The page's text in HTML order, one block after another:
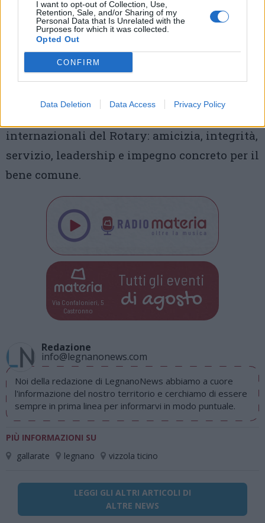
I want to opt-out of Collection, Use,
Retention, Sale, and/or Sharing of my
Personal Data that Is Unrelated with the
Purposes for which it was collected.
Opted Out
CONFIRM
Data Deletion Data Access Privacy Policy
comunità.
Rotary Club Busto Gallarate Legnano “La
Malpensa”
Il Rotary Club La Malpensa promuove
iniziative culturali, sociali, educative e
internazionali del Rotary: amicizia, integrità,
servizio, leadership e impegno concreto per il
bene comune.
Via Confalonieri, 5
Castronno
Tutti gli eventi
di agosto
Redazione
info@legnanonews.com
Noi della redazione di LegnanoNews abbiamo a cuore
l'informazione del nostro territorio e cerchiamo di essere
sempre in prima linea per informarvi in modo puntuale.
PIÙ INFORMAZIONI SU
gallarate
legnano vizzola ticino
LEGGI GLI ALTRI ARTICOLI DI
ALTRE NEWS